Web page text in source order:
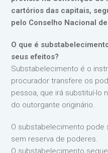
cartórios das capitais,
pelo Conselho Nacional
O que é
seus efeitos?
Substabelecimento é o
procurador transfere os
pessoa, que irá substituí-lo
do outorgante originário.
O substabelecimento pode
sem reserva de poderes.
O substabelecimento